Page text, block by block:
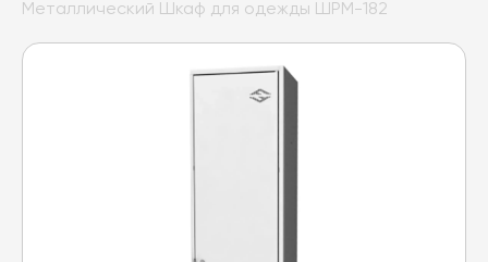
Металлический Шкаф для одежды ШРМ-182